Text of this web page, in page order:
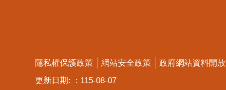
隱私權保護政策 網站安全政策
政府網站資料開
更新日期:
115-08-07